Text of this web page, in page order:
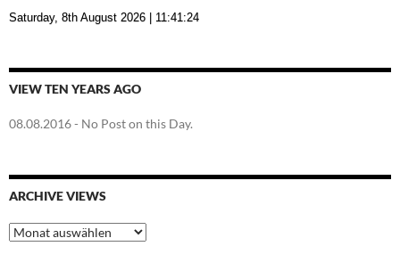
Saturday, 8th August 2026 | 11:41:25
VIEW TEN YEARS AGO
08.08.2016- No Post on this Day.
ARCHIVE VIEWS
Archive
Views